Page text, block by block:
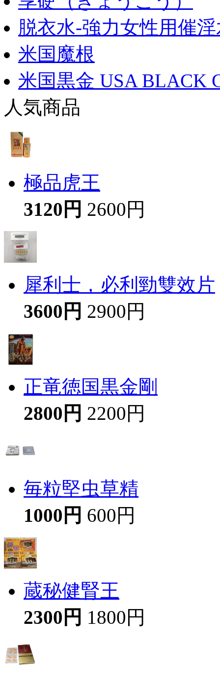
脱衣水-強力女性用催
米国魔根
米国黒金 USA BLACK
人気商品
極品虎王
3120円 2600円
犀利士，必利勁雙效片
3600円 2900円
正竜徳国黒金剛
2800円 2200円
毎粒堅虫草精
1000円 600円
蔵秘健腎王
2300円 1800円